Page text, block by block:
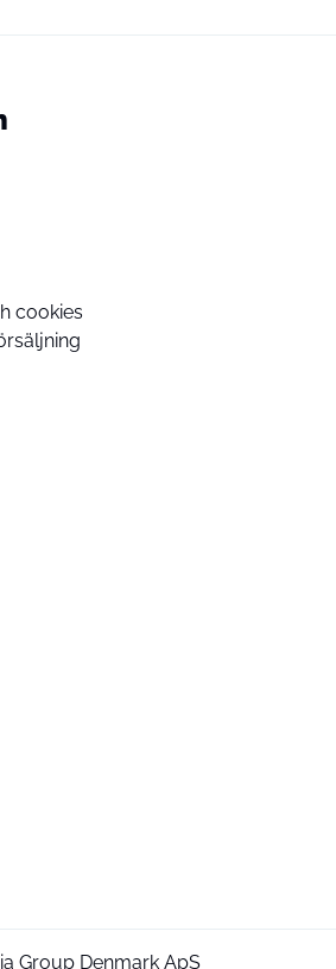
cookies
Group Denmark ApS